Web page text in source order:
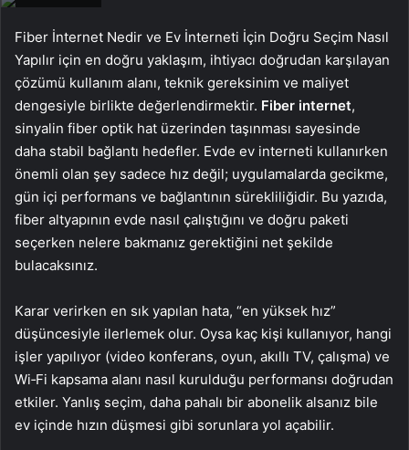
Fiber İnternet Nedir ve Ev İnterneti İçin Doğru Seçim Nasıl
Yapılır için en doğru yaklaşım, ihtiyacı doğrudan karşılayan
çözümü kullanım alanı, teknik gereksinim ve maliyet
dengesiyle birlikte değerlendirmektir. Fiber internet,
sinyalin fiber optik hat üzerinden taşınması sayesinde
daha stabil bağlantı hedefler. Evde ev interneti kullanırken
önemli olan şey sadece hız değil; uygulamalarda gecikme,
gün içi performans ve bağlantının sürekliliğidir. Bu yazıda,
fiber altyapının evde nasıl çalıştığını ve doğru paketi
seçerken nelere bakmanız gerektiğini net şekilde
bulacaksınız.
Karar verirken en sık yapılan hata, “en yüksek hız”
düşüncesiyle ilerlemek olur. Oysa kaç kişi kullanıyor, hangi
işler yapılıyor (video konferans, oyun, akıllı TV, çalışma) ve
Wi‑Fi kapsama alanı nasıl kurulduğu performansı doğrudan
etkiler. Yanlış seçim, daha pahalı bir abonelik alsanız bile
ev içinde hızın düşmesi gibi sorunlara yol açabilir.